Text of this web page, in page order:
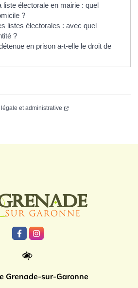
liste électorale en mairie : quel
?
listes électorales : avec quel
?
en prison a-t-elle le droit de
et administrative
Lien vers le compte Facebook
Lien vers le compte
Grenade-sur-Garonne